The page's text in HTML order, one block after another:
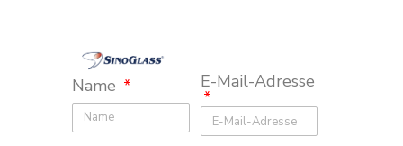
Name E-Mail-Adresse